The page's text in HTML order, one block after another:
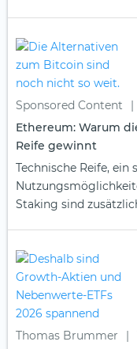
Sponsored Content |
Ethereum: Warum
Reife gewinnt
Technische Reife,
Staking sind
Thomas Brummer |